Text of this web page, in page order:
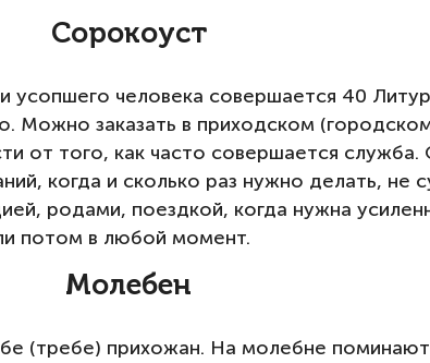
Сорокоуст
усопшего человека совершается 40
Можно заказать в приходском
от того, как часто совершается
когда и сколько раз нужно делать,
родами, поездкой, когда нужна
потом в любой момент.
Молебен
(требе) прихожан. На молебне